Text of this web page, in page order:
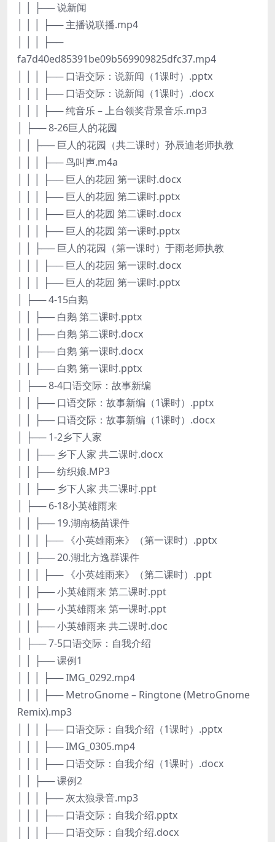
│ │ ├── 说新闻
│ │ │ ├── 主播说联播.mp4
│ │ │ ├──
fa7d40ed85391be09b569909825dfc37.mp4
│ │ │ ├── 口语交际：说新闻（1课时）.pptx
│ │ │ ├── 口语交际：说新闻（1课时）.docx
│ │ │ ├── 纯音乐 – 上台领奖背景音乐.mp3
│ ├── 8-26巨人的花园
│ │ ├── 巨人的花园（共二课时）孙辰迪老师执教
│ │ │ ├── 鸟叫声.m4a
│ │ │ ├── 巨人的花园 第一课时.docx
│ │ │ ├── 巨人的花园 第二课时.pptx
│ │ │ ├── 巨人的花园 第二课时.docx
│ │ │ ├── 巨人的花园 第一课时.pptx
│ │ ├── 巨人的花园（第一课时）于雨老师执教
│ │ │ ├── 巨人的花园 第一课时.docx
│ │ │ ├── 巨人的花园 第一课时.pptx
│ ├── 4-15白鹅
│ │ ├── 白鹅 第二课时.pptx
│ │ ├── 白鹅 第二课时.docx
│ │ ├── 白鹅 第一课时.docx
│ │ ├── 白鹅 第一课时.pptx
│ ├── 8-4口语交际：故事新编
│ │ ├── 口语交际：故事新编（1课时）.pptx
│ │ ├── 口语交际：故事新编（1课时）.docx
│ ├── 1-2乡下人家
│ │ ├── 乡下人家 共二课时.docx
│ │ ├── 纺织娘.MP3
│ │ ├── 乡下人家 共二课时.ppt
│ ├── 6-18小英雄雨来
│ │ ├── 19.湖南杨苗课件
│ │ │ ├── 《小英雄雨来》（第一课时）.pptx
│ │ ├── 20.湖北方逸群课件
│ │ │ ├── 《小英雄雨来》（第二课时）.ppt
│ │ ├── 小英雄雨来 第二课时.ppt
│ │ ├── 小英雄雨来 第一课时.ppt
│ │ ├── 小英雄雨来 共二课时.doc
│ ├── 7-5口语交际：自我介绍
│ │ ├── 课例1
│ │ │ ├── IMG_0292.mp4
│ │ │ ├── MetroGnome – Ringtone (MetroGnome
Remix).mp3
│ │ │ ├── 口语交际：自我介绍（1课时）.pptx
│ │ │ ├── IMG_0305.mp4
│ │ │ ├── 口语交际：自我介绍（1课时）.docx
│ │ ├── 课例2
│ │ │ ├── 灰太狼录音.mp3
│ │ │ ├── 口语交际：自我介绍.pptx
│ │ │ ├── 口语交际：自我介绍.docx